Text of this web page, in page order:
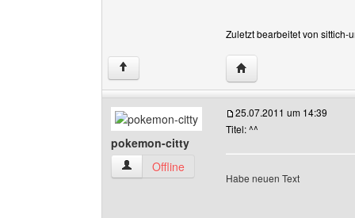
Zuletzt bearbeitet von sittich-
↑ Website dieses
pokemon-citty
pokemon-citty Benutzer-Profile anzeigen
Offline
25.07.2011 um 14:39
Titel: ^^
Habe neuen Text